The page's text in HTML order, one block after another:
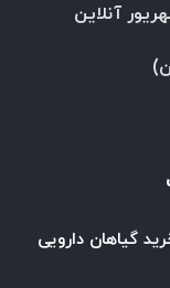
شهدا خیابان 17 شهریور آنلاین
گیاهان دارویی